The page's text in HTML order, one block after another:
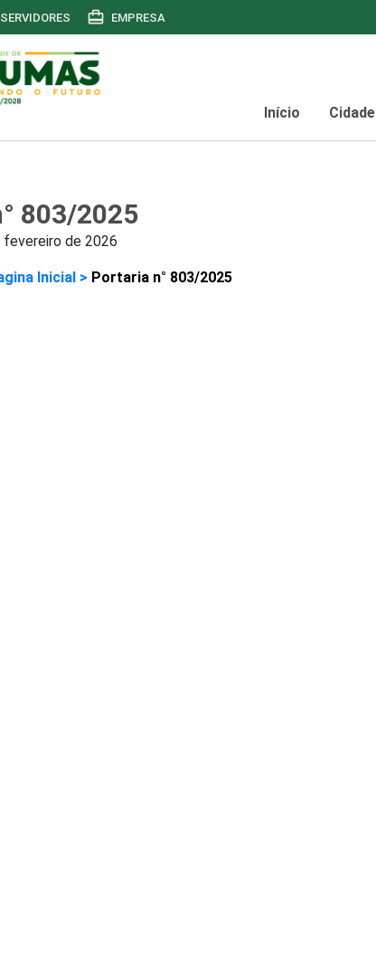
SERVIDORES card_travel EMPRESA
Início Cidade
803/2025
fevereiro de 2026
Inicial > Portaria n° 803/2025